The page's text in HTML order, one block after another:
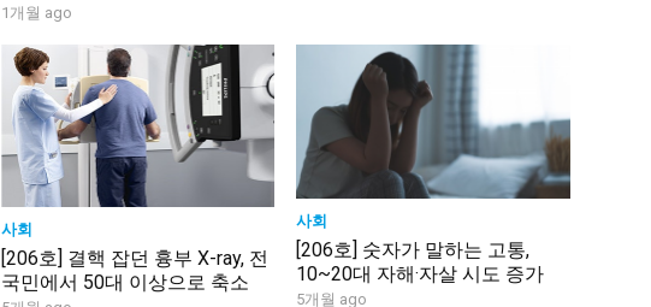
1개월 ago
사회
[206호] 결핵 잡던 흉부 X-ray, 전
국민에서 50대 이상으로 축소
사회
[206호] 숫자가 말하는 고통,
10~20대 자해·자살 시도 증가
5개월 ago